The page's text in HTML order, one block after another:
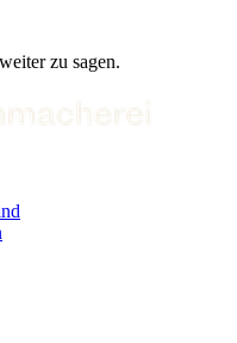
zu sagen.